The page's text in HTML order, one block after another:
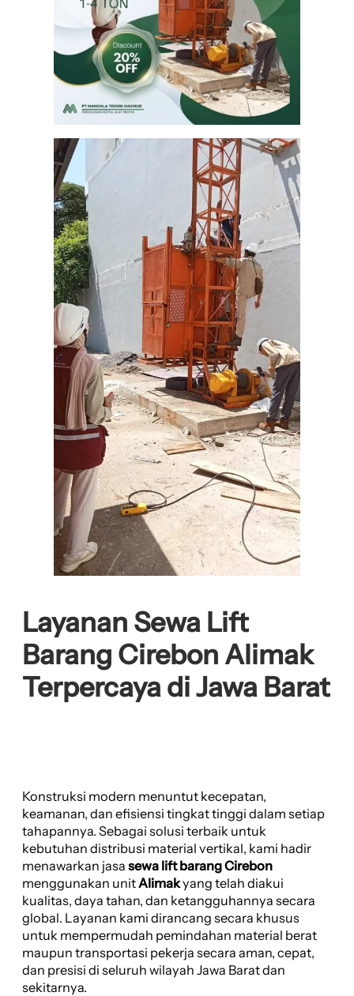
Layanan Sewa Lift
Barang Cirebon Alimak
Terpercaya di Jawa Barat
Konstruksi modern menuntut kecepatan,
keamanan, dan efisiensi tingkat tinggi dalam setiap
tahapannya. Sebagai solusi terbaik untuk
kebutuhan distribusi material vertikal, kami hadir
menawarkan jasa sewa lift barang Cirebon
menggunakan unit Alimakyang telah diakui
kualitas, daya tahan, dan ketangguhannya secara
global. Layanan kami dirancang secara khusus
untuk mempermudah pemindahan material berat
maupun transportasi pekerja secara aman, cepat,
dan presisi di seluruh wilayah Jawa Barat dan
sekitarnya.